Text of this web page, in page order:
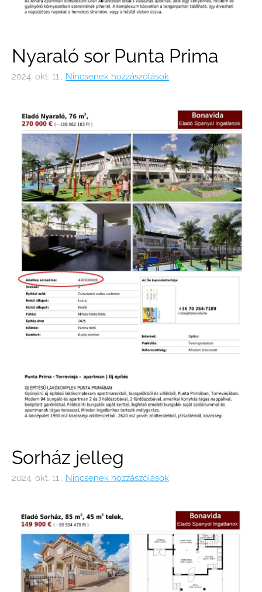
Nyaraló sor Punta Prima
2024. okt. 11., Nincsenek hozzászólások
Sorház jelleg
2024. okt. 11., Nincsenek hozzászólások